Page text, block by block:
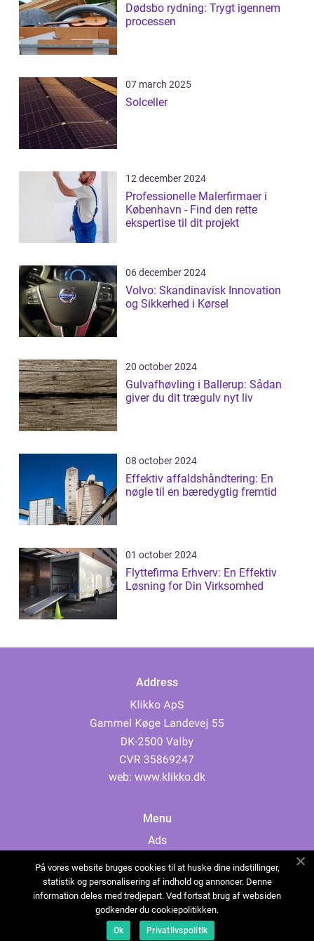
Dødsbo rydning: Trygt igennem
processen
07 march 2025
Solceller
12 december 2024
Professionelle Malerfirmaer i
København - Find den rette
ekspertise til dit projekt
06 december 2024
Volvo: Skandinavisk Innovation
og Sikkerhed i Kørsel
20 october 2024
Gulvafhøvling i Ballerup: Sådan
giver du dit trægulv nyt liv
08 october 2024
Effektiv affaldshåndtering: En
nøgle til en bæredygtig fremtid
01 october 2024
Flyttefirma Erhverv: En Effektiv
Løsning for Din Virksomhed
Address
web: www.klikko.dk
Menu
Ads
Cookies
Contact
Sitemap
På vores website bruges cookies til at huske dine indstillinger,
statistik og personalisering af indhold og annoncer. Denne
information deles med tredjepart. Ved fortsat brug af websiden
godkender du cookiepolitikken.
Ok Privatlivspolitik